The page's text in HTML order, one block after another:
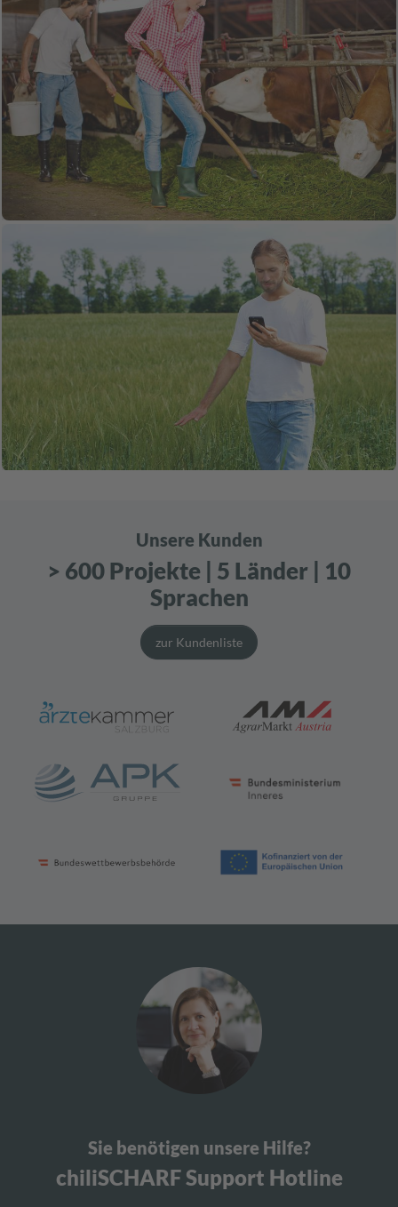
Unsere Kunden
> 600 Projekte | 5 Länder | 10
Sprachen
zur Kundenliste
Sie benötigen unsere Hilfe?
chiliSCHARF Support Hotline